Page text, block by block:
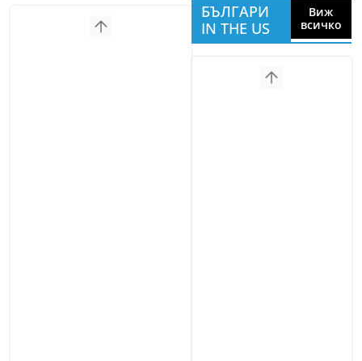
БЪЛГАРИ
IN THE US
Виж
всичко